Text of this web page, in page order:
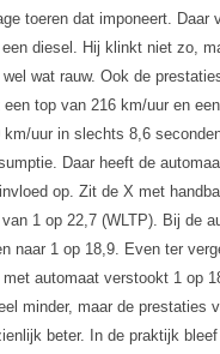
toeren dat imponeert. Daar
diesel. Hij klinkt niet zo,
wel wat rauw. Ook de
top van 216 km/uur en
km/uur in slechts 8,6
Daar heeft de
op. Zit de X met
1 op 22,7 (WLTP). Bij de
naar 1 op 18,9. Even ter
automaat verstookt 1 op
minder, maar de prestaties
beter. In de praktijk